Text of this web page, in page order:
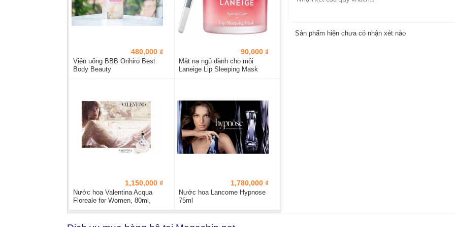
480,000 ₫
Viên uống BBB Orihiro Best
Body Beauty
90,000 ₫
Mặt nạ ngủ dành cho môi
Laneige Lip Sleeping Mask
1,150,000 ₫
Nước hoa Valentina Acqua
Floreale for Women, 80ml,
1,780,000 ₫
Nước hoa Lancome Hypnose
75ml
Sản phẩm hiện chưa có nhận xét nào